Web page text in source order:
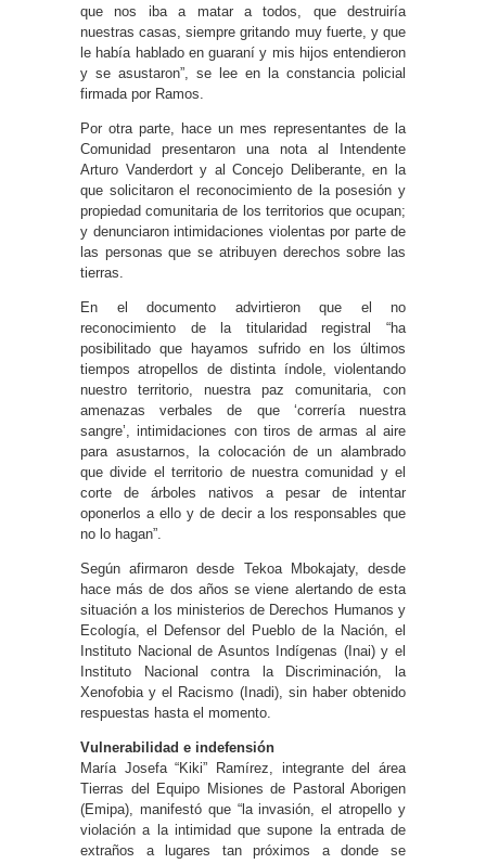
que nos iba a matar a todos, que destruiría
nuestras casas, siempre gritando muy fuerte, y que
le había hablado en guaraní y mis hijos entendieron
y se asustaron”, se lee en la constancia policial
firmada por Ramos.
Por otra parte, hace un mes representantes de la
Comunidad presentaron una nota al Intendente
Arturo Vanderdort y al Concejo Deliberante, en la
que solicitaron el reconocimiento de la posesión y
propiedad comunitaria de los territorios que ocupan;
y denunciaron intimidaciones violentas por parte de
las personas que se atribuyen derechos sobre las
tierras.
En el documento advirtieron que el no
reconocimiento de la titularidad registral “ha
posibilitado que hayamos sufrido en los últimos
tiempos atropellos de distinta índole, violentando
nuestro territorio, nuestra paz comunitaria, con
amenazas verbales de que ‘correría nuestra
sangre’, intimidaciones con tiros de armas al aire
para asustarnos, la colocación de un alambrado
que divide el territorio de nuestra comunidad y el
corte de árboles nativos a pesar de intentar
oponerlos a ello y de decir a los responsables que
no lo hagan”.
Según afirmaron desde Tekoa Mbokajaty, desde
hace más de dos años se viene alertando de esta
situación a los ministerios de Derechos Humanos y
Ecología, el Defensor del Pueblo de la Nación, el
Instituto Nacional de Asuntos Indígenas (Inai) y el
Instituto Nacional contra la Discriminación, la
Xenofobia y el Racismo (Inadi), sin haber obtenido
respuestas hasta el momento.
Vulnerabilidad e indefensión
María Josefa “Kiki” Ramírez, integrante del área
Tierras del Equipo Misiones de Pastoral Aborigen
(Emipa), manifestó que “la invasión, el atropello y
violación a la intimidad que supone la entrada de
extraños a lugares tan próximos a donde se